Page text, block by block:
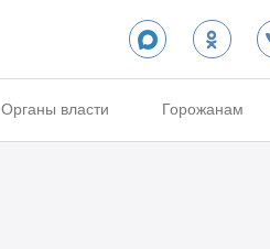
Органы власти Горожанам